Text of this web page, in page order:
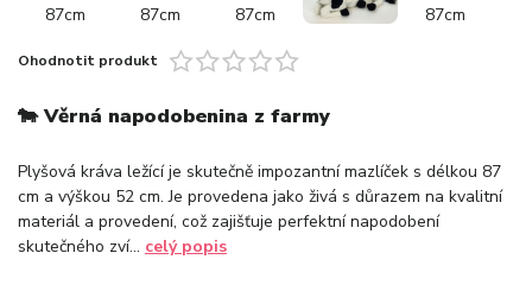
Ohodnotit produkt
🐄 Věrná napodobenina z farmy
Plyšová kráva ležící je skutečně impozantní mazlíček s délkou 87
cm a výškou 52 cm. Je provedena jako živá s důrazem na kvalitní
materiál a provedení, což zajišťuje perfektní napodobení
skutečného zví... celý popis